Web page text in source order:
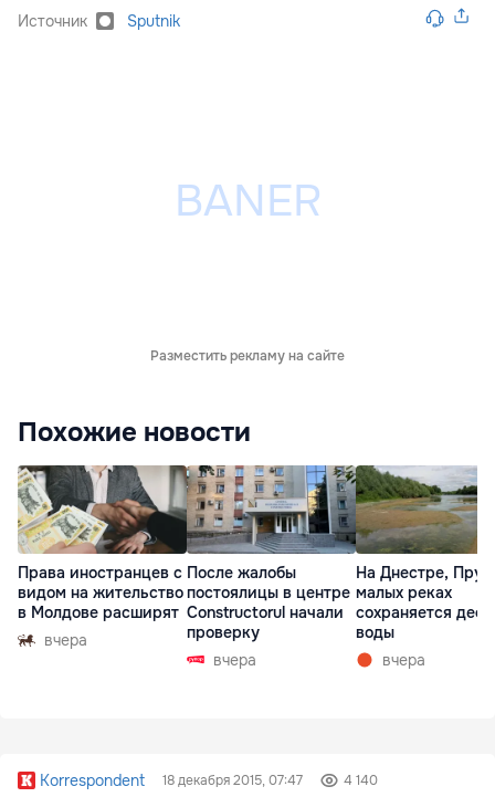
Источник Sputnik
Разместить рекламу на сайте
Похожие новости
Права иностранцев с
видом на жительство
в Молдове расширят
вчера
После жалобы
постоялицы в центре
Constructorul начали
проверку
вчера
На Днестре,
малых реках
сохраняется
воды
вчера
Korrespondent 18 декабря 2015, 07:47 4 140